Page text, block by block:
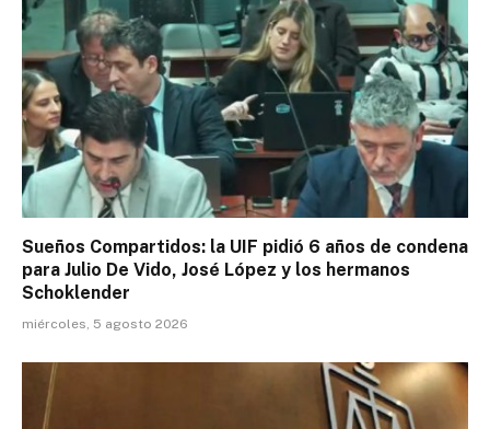
Sueños Compartidos: la UIF pidió 6 años de condena
para Julio De Vido, José López y los hermanos
Schoklender
miércoles, 5 agosto 2026